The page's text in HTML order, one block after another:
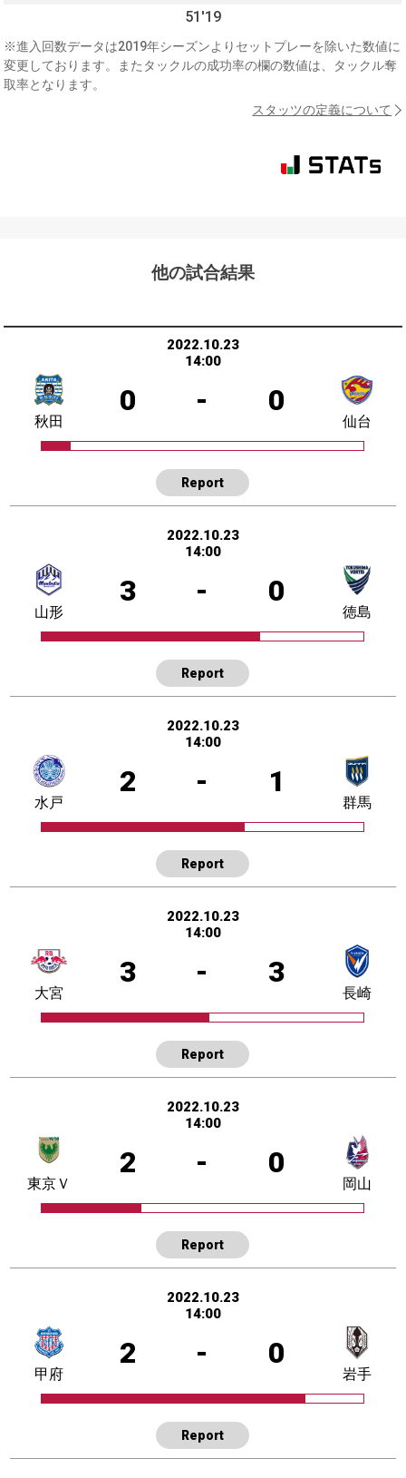
51'19
※進入回数データは2019年シーズンよりセットプレーを除いた数値に
変更しております。またタックルの成功率の欄の数値は、タックル奪
取率となります。
スタッツの定義について
他の試合結果
2022.10.23
14:00
0 - 0
秋田 仙台
Report
2022.10.23
14:00
3 - 0
山形 徳島
Report
2022.10.23
14:00
2 - 1
水戸 群馬
Report
2022.10.23
14:00
3 - 3
大宮 長崎
Report
2022.10.23
14:00
2 - 0
東京Ｖ 岡山
Report
2022.10.23
14:00
2 - 0
甲府 岩手
Report